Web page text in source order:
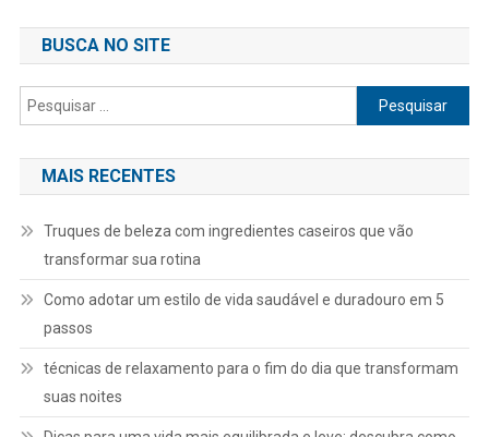
por
posts
BUSCA NO SITE
Pesquisar
por:
MAIS RECENTES
Truques de beleza com ingredientes caseiros que vão
transformar sua rotina
Como adotar um estilo de vida saudável e duradouro em 5
passos
técnicas de relaxamento para o fim do dia que transformam
suas noites